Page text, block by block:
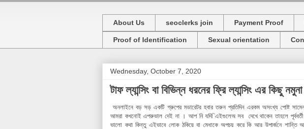
About Us seoclerks join Payment Proof
Proof of Identification Sexual orientation
Wednesday, October 7, 2020
টাফ ল্যান্সিং বা বিভিন্ন ধরনের ফ্রি ল্যান্সিং এর কিছু
অনলাইনে বড় সড় একটি গ্রুপের মডারেটর হবার তরুন প্রতিদিন এরকম অসংখ্য পোষ্ট
আমরা কখনোই এপরুভাল দেই না । আপ নি যদি িএইগুলেঅ সব দেখে থাকেন তাহলে পূর্ববর্তী
ভালো কথা কিন্তু এইভাবে লোক ঠকিয়ে বা মেধাকে অপচয় করে কি আর উপার্জনে